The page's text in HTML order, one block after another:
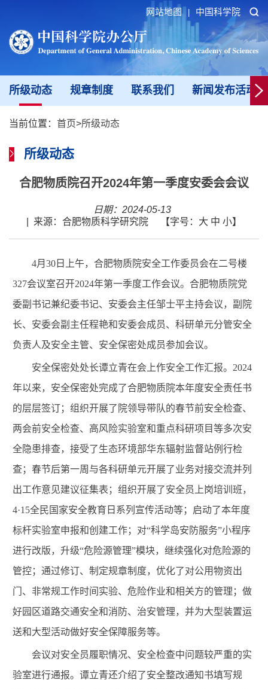
网站地图 中国科学院
所级动态 规章制度 联系我们 新闻发布活动
当前位置： 首页>所级动态
所级动态
合肥物质院召开2024年第一季度安委会会议
日期：2024-05-13
来源：合肥物质科学研究院 【字号： 大 中 小】
4月 30 日上午，合肥物质院安全工作委员会在二号楼
327会议室召开2024年第一季度工作会议。合肥物质院党
委副书记兼纪委书记、安委会主任邹士平主持会议，副院
长、安委会副主任程艳和安委会成员、科研单元分管安全
负责人及安全主管、安全保密处成员参加会议。
安全保密处处长谭立青在会上作安全工作汇报。 2024
年以来，安全保密处完成了合肥物质院本年度安全责任书
的层层签订；组织开展了院领导带队的春节前安全检查、
两会前安全检查、高风险实验室和重点科研项目等多次安
全隐患排查，接受了生态环境部华东辐射监督站例行检
查；春节后第一周与各科研单元开展了业务对接交流并列
出工作意见建议征集表；组织开展了安全员上岗培训班，
4·15全民国家安全教育日系列宣传活动等；启动了本年度
标杆实验室申报和创建工作；对“科学岛安防服务”小程序
进行改版，升级“危险源管理”模块，继续强化对危险源的
管控；通过修订、制定规章制度，优化了对公用物资出
门、非常规工作时间实验、危险作业和相关方的管理；做
好园区道路交通安全和消防、治安管理，并为大型装置运
送和大型活动做好安全保障服务等。
会议对安全员履职情况、安全检查中问题较严重的实
验室进行通报。谭立青还介绍了安全整改通知书填写规